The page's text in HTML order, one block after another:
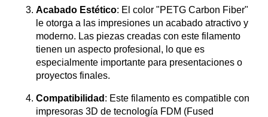
Acabado Estético: El color "PETG Carbon Fiber"
le otorga a las impresiones un acabado atractivo y
moderno. Las piezas creadas con este filamento
tienen un aspecto profesional, lo que es
especialmente importante para presentaciones o
proyectos finales.
Compatibilidad : Este filamento es compatible con
impresoras 3D de tecnología FDM (Fused